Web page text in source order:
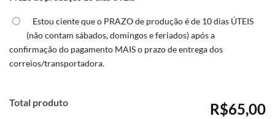
Estou ciente que o PRAZO de produção é de 10 dias ÚTEIS
(não contam sábados, domingos e feriados) após a
confirmação do pagamento MAIS o prazo de entrega dos
correios/transportadora.
Total produto R$65,00